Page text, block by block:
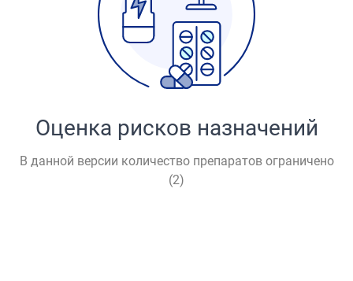
Оценка рисков назначений
В данной версии количество препаратов ограничено
(2)